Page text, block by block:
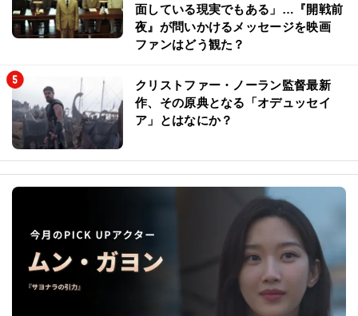
面している現実でもある」…『開戦前
夜』が問いかけるメッセージを映画
ファンはどう観た？
クリストファー・ノーラン監督最新
作、その原典となる「オデュッセイ
ア」とはなにか？